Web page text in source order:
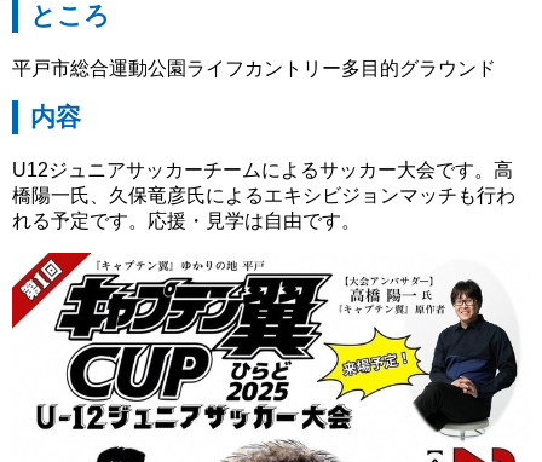
ところ
平戸市総合運動公園ライフカントリー多目的グラウンド
内容
U12ジュニアサッカーチームによるサッカー大会です。高
橋陽一氏、久保竜彦氏によるエキシビジョンマッチも行わ
れる予定です。応援・見学は自由です。